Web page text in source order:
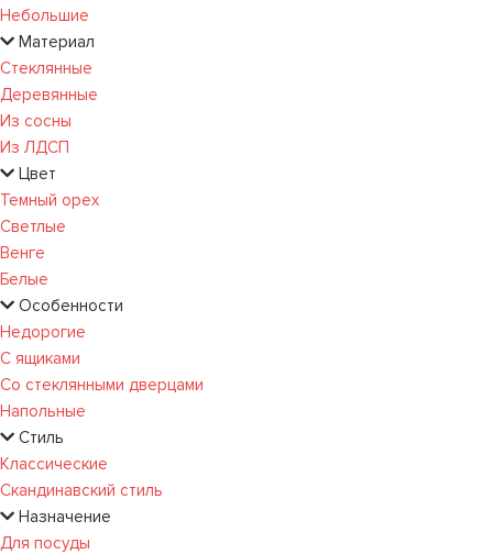
Небольшие
Материал
Стеклянные
Деревянные
Из сосны
Из ЛДСП
Цвет
Темный орех
Светлые
Венге
Белые
Особенности
Недорогие
С ящиками
Со стеклянными дверцами
Напольные
Стиль
Классические
Скандинавский стиль
Назначение
Для посуды